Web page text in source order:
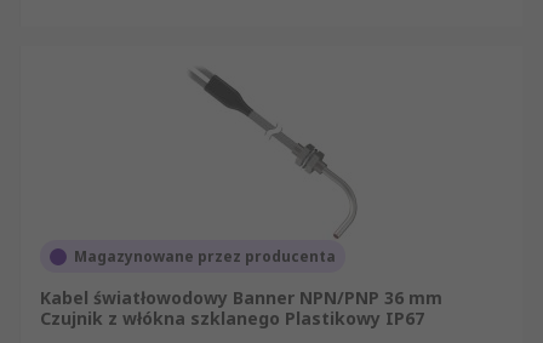
Magazynowane przez producenta
Kabel światłowodowy Banner NPN/PNP 36 mm
Czujnik z włókna szklanego Plastikowy IP67